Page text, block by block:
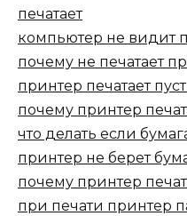
печатает
компьютер не видит
почему не печатает
принтер печатает
почему принтер
что делать если
принтер не берет
почему принтер
при печати принтер